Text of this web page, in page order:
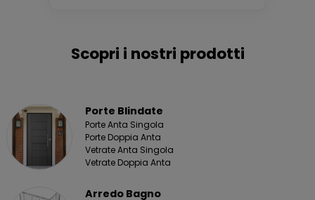
Scopri i nostri prodotti
Porte Blindate
Porte Anta Singola
Porte Doppia Anta
Vetrate Anta Singola
Vetrate Doppia Anta
Arredo Bagno